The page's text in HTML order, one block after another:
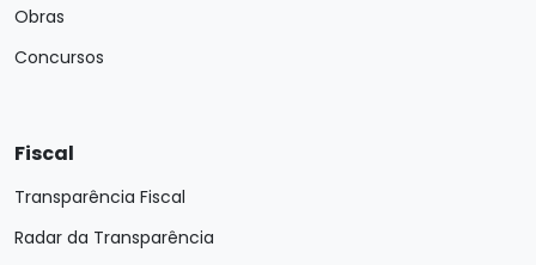
Obras
Concursos
Fiscal
Transparência Fiscal
Radar da Transparência